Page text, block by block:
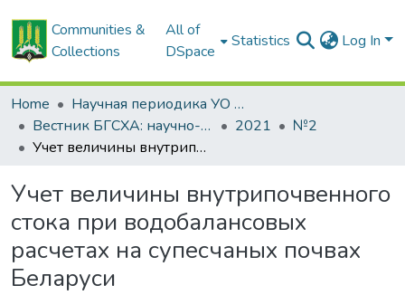
Communities &
Collections
All of
DSpace
Statistics Log In
Home
Научная периодика УО БГСХА
Вестник БГСХА: научно-методический журнал Белорусской государственной сельскохозяйственной академии
2021
№2
Учет величины внутрипочвенного стока при водобалансовых расчетах на супесчаных почвах Беларуси
Учет величины внутрипочвенного
стока при водобалансовых
расчетах на супесчаных почвах
Беларуси